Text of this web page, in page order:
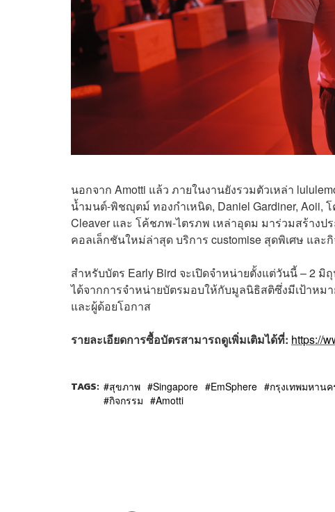
นอกจาก Amotti แล้ว ภายในงานยังรวมตัวเหล่า
น้ำมนต์-พิชญุตม์ ทองกำเหนิด, Daniel Gardiner, Aoii,
Cleaver และ โค้ชภพ-ไตรภพ เหล่าอุดม มาร่วมสร้างป
คอลเล็กชันใหม่ล่าสุด บริการ customise สุดพิเศษ แล
สำหรับบัตร Early Bird จะเปิดจำหน่ายตั้งแต่วันนี้ – 2
ได้จากการจำหน่ายบัตรมอบให้กับมูลนิธิสติซึ่งมีเป้าห
และผู้ด้อยโอกาส
รายละเอียดการซื้อบัตรสามารถดูเพิ่มเติมได้ที่: https://
TAGS: สุขภาพ Singapore EmSphere กรุงเทพมหานค
กิจกรรม
Amotti